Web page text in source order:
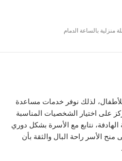
منزلية بالساعة الدمام
للأطفال، لذلك نوفر خدمات مساعدة
على اختيار الشخصيات المناسبة
نتابع مع الأسرة بشكل دوري
الأسر راحة البال والثقة بأن